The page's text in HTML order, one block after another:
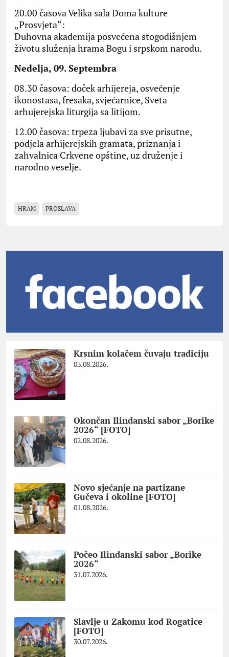
20.00 časova Velika sala Doma kulture
„Prosvjeta“:
Duhovna akademija posvećena stogodišnjem
životu služenja hrama Bogu i srpskom narodu.
Nedelja, 09. Septembra
08.30 časova: doček arhijereja, osvećenje
ikonostasa, fresaka, svjećarnice, Sveta
arhujerejska liturgija sa litijom.
12.00 časova: trpeza ljubavi za sve prisutne,
podjela arhijerejskih gramata, priznanja i
zahvalnica Crkvene opštine, uz druženje i
narodno veselje.
HRAM PROSLAVA
Krsnim kolačem čuvaju tradiciju
03.08.2026.
Okončan Ilindanski sabor „Borike
2026“ [FOTO]
02.08.2026.
Novo sjećanje na partizane
Gučeva i okoline [FOTO]
01.08.2026.
Počeo Ilindanski sabor „Borike
2026“
31.07.2026.
Slavlje u Zakomu kod Rogatice
[FOTO]
30.07.2026.